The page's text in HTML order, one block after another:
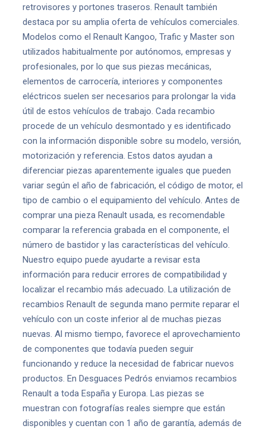
retrovisores y portones traseros. Renault también
destaca por su amplia oferta de vehículos comerciales.
Modelos como el Renault Kangoo, Trafic y Master son
utilizados habitualmente por autónomos, empresas y
profesionales, por lo que sus piezas mecánicas,
elementos de carrocería, interiores y componentes
eléctricos suelen ser necesarios para prolongar la vida
útil de estos vehículos de trabajo. Cada recambio
procede de un vehículo desmontado y es identificado
con la información disponible sobre su modelo, versión,
motorización y referencia. Estos datos ayudan a
diferenciar piezas aparentemente iguales que pueden
variar según el año de fabricación, el código de motor, el
tipo de cambio o el equipamiento del vehículo. Antes de
comprar una pieza Renault usada, es recomendable
comparar la referencia grabada en el componente, el
número de bastidor y las características del vehículo.
Nuestro equipo puede ayudarte a revisar esta
información para reducir errores de compatibilidad y
localizar el recambio más adecuado. La utilización de
recambios Renault de segunda mano permite reparar el
vehículo con un coste inferior al de muchas piezas
nuevas. Al mismo tiempo, favorece el aprovechamiento
de componentes que todavía pueden seguir
funcionando y reduce la necesidad de fabricar nuevos
productos. En Desguaces Pedrós enviamos recambios
Renault a toda España y Europa. Las piezas se
muestran con fotografías reales siempre que están
disponibles y cuentan con 1 año de garantía, además de